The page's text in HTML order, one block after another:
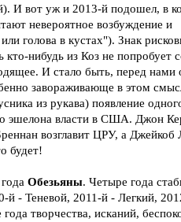
И вот уж и 2013-й подошел, в
невероятное возбуждение и
голова в кустах"). Знак
кто-нибудь из Коз не попробует
И стало быть, перед нами
завораживающе в этом
из рукава) появление
эшелона власти в США. Джон
возглавит ЦРУ, а
будет!
Обезьяны. Четыре года
й - Теневой, 2011-й - Легкий,
творчества, исканий,